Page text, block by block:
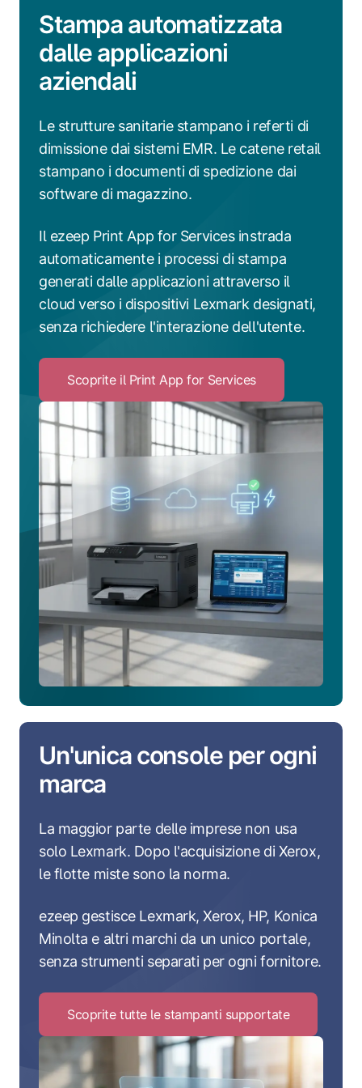
Stampa automatizzata
dalle applicazioni
aziendali
Le strutture sanitarie stampano i referti di
dimissione dai sistemi EMR. Le catene retail
stampano i documenti di spedizione dai
software di magazzino.
Il ezeep Print App for Services instrada
automaticamente i processi di stampa
generati dalle applicazioni attraverso il
cloud verso i dispositivi Lexmark designati,
senza richiedere l'interazione dell'utente.
Scoprite il Print App for Services
to
Scoprite
Print
App
for
Services
Un'unica console per ogni
marca
La maggior parte delle imprese non usa
solo Lexmark. Dopo l'acquisizione di Xerox,
le flotte miste sono la norma.
ezeep gestisce Lexmark, Xerox, HP, Konica
Minolta e altri marchi da un unico portale,
senza strumenti separati per ogni fornitore.
Scoprite tutte le stampanti supportateClick
to